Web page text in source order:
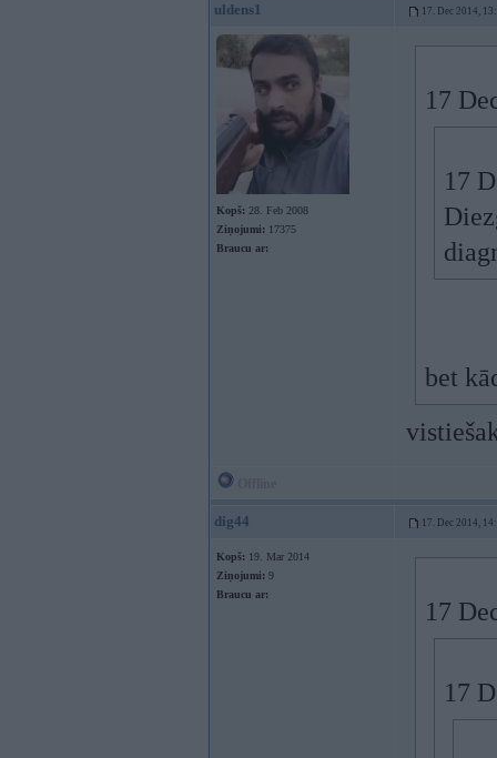
uldens1 17. Dec 2014,
Kopš: 28. Feb 2008
Ziņojumi: 17375
Braucu ar:
17
17
bet
dig44 17. Dec 2014,
Kopš: 19. Mar 2014
Ziņojumi: 9
Braucu ar:
17
17